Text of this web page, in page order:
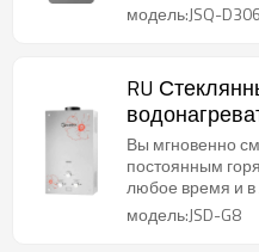
модель:JSQ-
RU
Вы мгновенно
постоянным
любое время и
модель:JSD-G8